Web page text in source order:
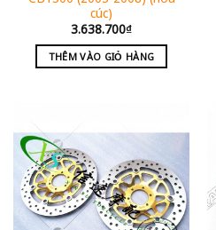
cúc)
3.638.700₫
THÊM VÀO GIỎ HÀNG